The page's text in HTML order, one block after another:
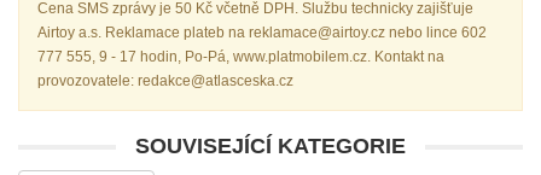
Cena SMS zprávy je 50 Kč včetně DPH. Službu technicky zajišťuje
Airtoy a.s. Reklamace plateb na reklamace@airtoy.cz nebo lince 602
777 555, 9 - 17 hodin, Po-Pá, www.platmobilem.cz. Kontakt na
provozovatele: redakce@atlasceska.cz
SOUVISEJÍCÍ KATEGORIE